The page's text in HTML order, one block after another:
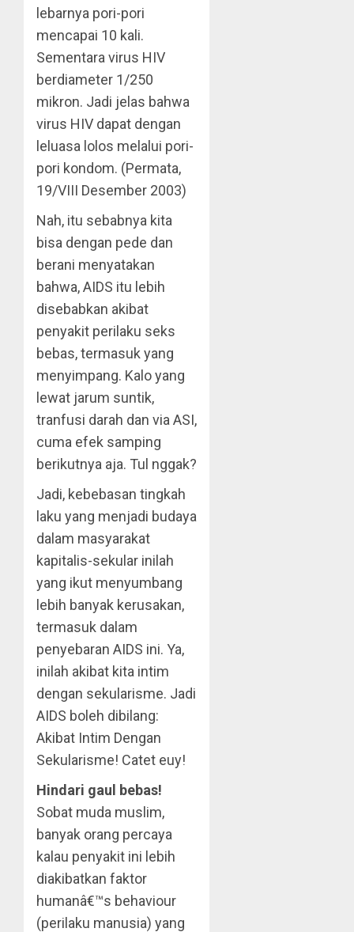
lebarnya pori-pori
mencapai 10 kali.
Sementara virus HIV
berdiameter 1/250
mikron. Jadi jelas bahwa
virus HIV dapat dengan
leluasa lolos melalui pori-
pori kondom. (Permata,
19/VIII Desember 2003)
Nah, itu sebabnya kita
bisa dengan pede dan
berani menyatakan
bahwa, AIDS itu lebih
disebabkan akibat
penyakit perilaku seks
bebas, termasuk yang
menyimpang. Kalo yang
lewat jarum suntik,
tranfusi darah dan via ASI,
cuma efek samping
berikutnya aja. Tul nggak?
Jadi, kebebasan tingkah
laku yang menjadi budaya
dalam masyarakat
kapitalis-sekular inilah
yang ikut menyumbang
lebih banyak kerusakan,
termasuk dalam
penyebaran AIDS ini. Ya,
inilah akibat kita intim
dengan sekularisme. Jadi
AIDS boleh dibilang:
Akibat Intim Dengan
Sekularisme! Catet euy!
Hindari gaul bebas!
Sobat muda muslim,
banyak orang percaya
kalau penyakit ini lebih
diakibatkan faktor
humanâ€™s behaviour
(perilaku manusia) yang